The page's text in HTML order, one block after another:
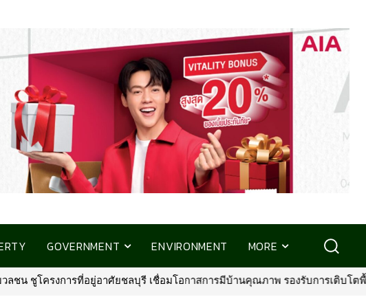
GOVERNMENT ENVIRONMENT MORE
การมีบ้านคุณภาพ รองรับการเติบโตพื้นที่ EEC•พรูเด็นเชียล ประเทศไทย จับ